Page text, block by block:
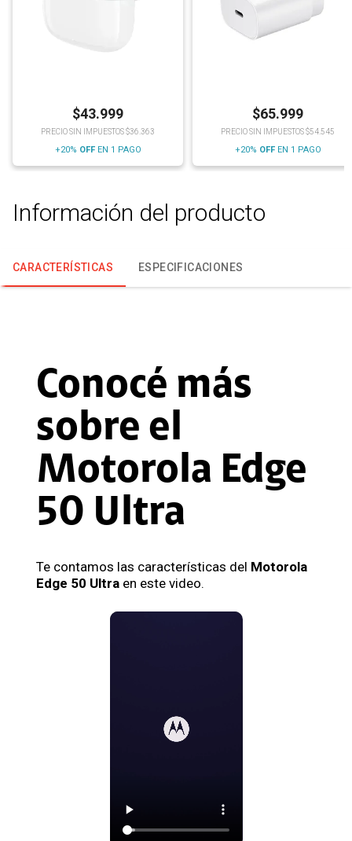
$43.999
PRECIO SIN IMPUESTOS $36.363
+20% OFFEN 1 PAGO
$65.999
PRECIO SIN IMPUESTOS $54.545
+20% OFFEN 1 PAGO
Información del producto
CARACTERÍSTICAS ESPECIFICACIONES
Conocé más
sobre el
Motorola Edge
50 Ultra
Te contamos las características del Motorola
Edge 50 Ultra en este video.